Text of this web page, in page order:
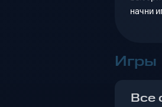
начни
Игры
Все